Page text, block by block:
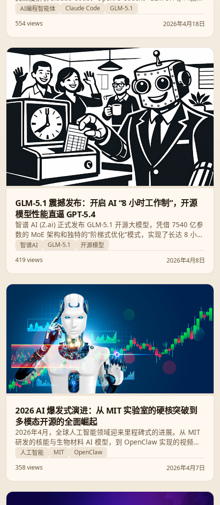
尖工具，带你洞察开源与闭源、终端与IDE之间的编程生产力
革命。
AI编程智能体 Claude Code
GLM-5.1
554 views
2026年4月18日
GLM-5.1 震撼发布：开启 AI “8 小时工作制”，开源
模型性能直逼 GPT-5.4
智谱 AI (Z.ai) 正式发布 GLM-5.1 开源大模型，凭借 7540 亿参
数的 MoE 架构和独特的“阶梯式优化”模式，实现了长达 8 小时
的连续自主任务处理能力。在 SWE-Bench Pro 等核心编码基准
智谱AI GLM-5.1
开源模型
419 views
2026年4月8日
2026 AI 爆发式演进：从 MIT 实验室的硬核突破到
多模态开源的全面崛起
2026年4月，全球人工智能领域迎来里程碑式的进展。从 MIT
研发的核能与生物材料 AI 模型，到 OpenClaw 实现的视频音
轨全流程生成，再到 GPT-5.4 与 Gemma 4 的模型混战，本文
全方位解析 AI 如何深度改写科研与生产力。
人工智能 MIT
OpenClaw
358 views
2026年4月7日